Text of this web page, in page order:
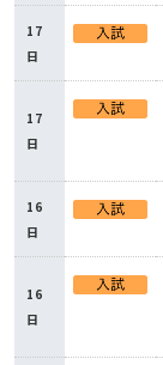
17
日
17
日
16
日
16
日